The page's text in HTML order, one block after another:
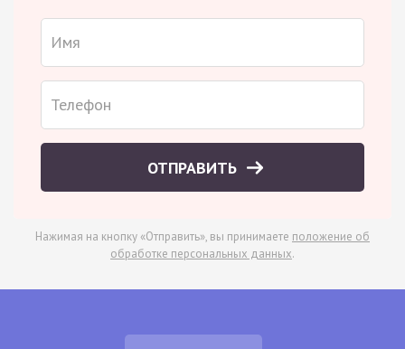
ОТПРАВИТЬ
Нажимая на кнопку «Отправить», вы принимаете положение об
обработке персональных данных.